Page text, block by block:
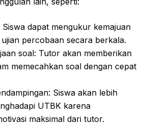
dapat mengukur kemajuan
percobaan secara berkala.
soal: Tutor akan memberikan
memecahkan soal dengan cepat
Siswa akan lebih
UTBK karena
maksimal dari tutor.